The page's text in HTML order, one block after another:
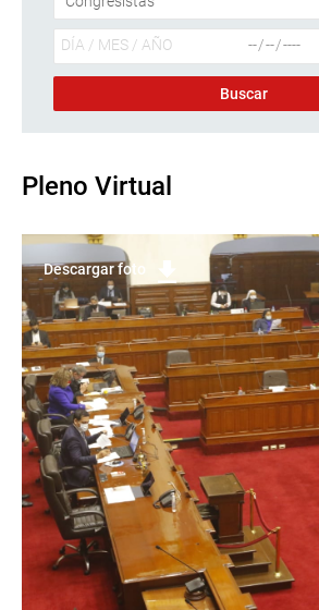
Pleno Virtual
Descargar foto